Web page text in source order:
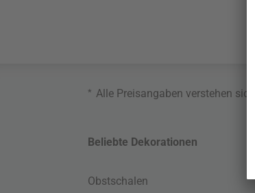
* Alle Preisangaben verstehen
Beliebte Dekorationen
Obstschalen